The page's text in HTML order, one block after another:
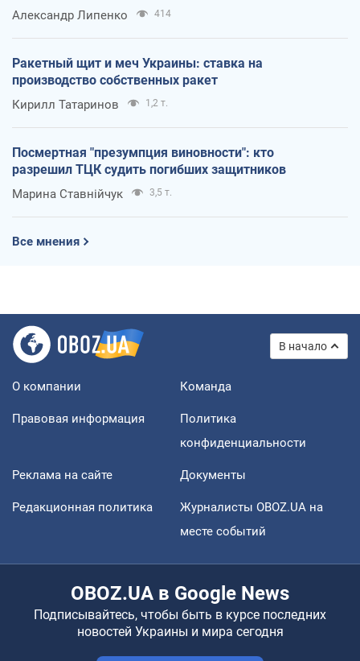
Александр Липенко 414
Ракетный щит и меч Украины: ставка на
производство собственных ракет
Кирилл Татаринов 1,2 т.
Посмертная "презумпция виновности": кто
разрешил ТЦК судить погибших защитников
Марина Ставнійчук 3,5 т.
Все мнения
В начало
О компании Команда
Правовая информация
Политика
конфиденциальности
Реклама на сайте Документы
Редакционная политика
Журналисты OBOZ.UA на
месте событий
OBOZ.UA в Google News
Подписывайтесь, чтобы быть в курсе последних
новостей Украины и мира сегодня